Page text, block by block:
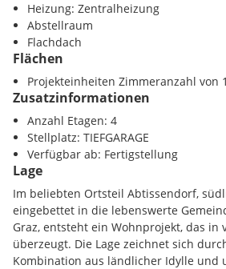
Die Wohnanlage wird mit einem
ausgestattet, der alle Geschoße
weiterer Beitrag zur Alltagstauglichkeit
sich eine großzügig dimensionierte
Parken und direkten Zugang zu den
ermöglicht.
Architektonisch besticht das Projekt
Linienführung und eine moderne,
Gebäude werden teils mit Flachdach,
ausgeführt - beide Dachformen
hochwertige Begrünung, die sich
auswirkt und zugleich das ökologische
stärkt.
Heizung: Zentralheizung
Abstellraum
Flachdach
Flächen
Projekteinheiten Zimmeranzahl von
Zusatzinformationen
Anzahl Etagen: 4
Stellplatz: TIEFGARAGE
Verfügbar ab: Fertigstellung
Lage
Im beliebten Ortsteil Abtissendorf,
eingebettet in die lebenswerte
Graz, entsteht ein Wohnprojekt, das in
überzeugt. Die Lage zeichnet sich
Kombination aus ländlicher Idylle und